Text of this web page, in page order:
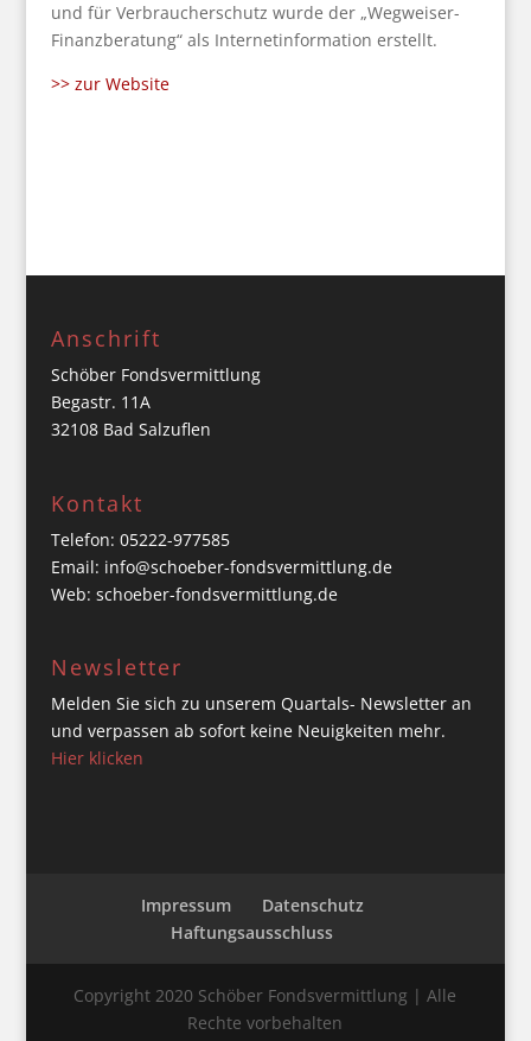
und für Verbraucherschutz wurde der „Wegweiser-
Finanzberatung“ als Internetinformation erstellt.
>> zur Website
Anschrift
Schöber Fondsvermittlung
Begastr. 11A
32108 Bad Salzuflen
Kontakt
Telefon: 05222-977585
Email: info@schoeber-fondsvermittlung.de
Web: schoeber-fondsvermittlung.de
Newsletter
Melden Sie sich zu unserem Quartals- Newsletter an
und verpassen ab sofort keine Neuigkeiten mehr.
Hier klicken
Impressum
Datenschutz
Haftungsausschluss
Copyright 2020 Schöber Fondsvermittlung | Alle
Rechte vorbehalten